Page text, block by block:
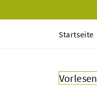
Startseite
Vorlesen